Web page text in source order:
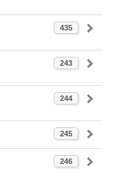
435
243
244
245
246